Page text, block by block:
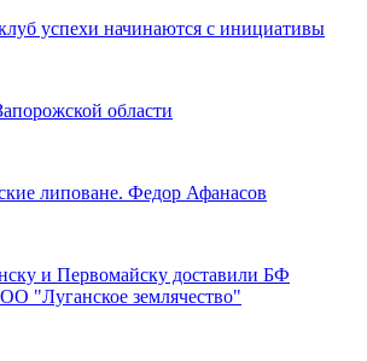
успехи начинаются с инициативы
области
липоване. Федор Афанасов
и Первомайску доставили БФ
"Луганское землячество"